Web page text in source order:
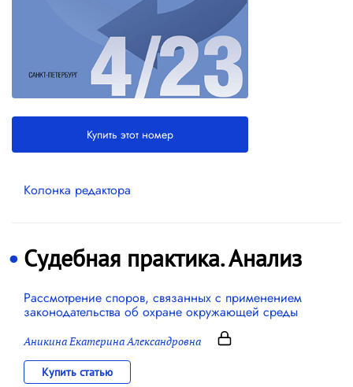
Купить этот номер
Колонка редактора
Судебная практика. Анализ
Рассмотрение споров, связанных с применением
законодательства об охране окружающей среды
Аникина Екатерина Александровна
Купить статью